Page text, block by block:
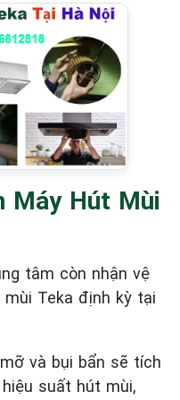
Máy Hút Mùi
tâm còn nhận vệ
Teka định kỳ tại
và bụi bẩn sẽ tích
suất hút mùi,